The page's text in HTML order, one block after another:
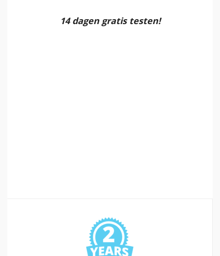
14 dagen gratis testen!